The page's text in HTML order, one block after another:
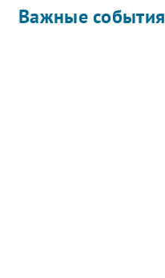
Важные события